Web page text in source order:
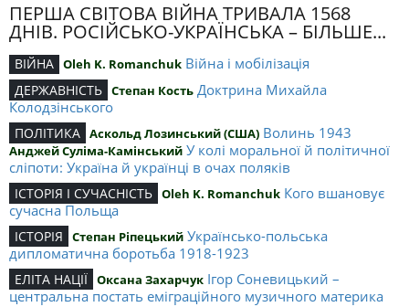
ПЕРША СВІТОВА ВІЙНА ТРИВАЛА 1568
ДНІВ. РОСІЙСЬКО-УКРАЇНСЬКА – БІЛЬШЕ...
ВІЙНА Oleh K. Romanchuk Війна і мобілізація
ДЕРЖАВНІСТЬ Степан Кость Доктрина Михайла
Колодзінського
ПОЛІТИКА Аскольд Лозинський (США) Волинь 1943
Анджей Суліма-Камінський У колі моральної й політичної
сліпоти: Україна й українці в очах поляків
ІСТОРІЯ І СУЧАСНІСТЬ Oleh K. Romanchuk Кого вшановує
сучасна Польща
ІСТОРІЯ Степан Ріпецький Українсько-польська
дипломатична боротьба 1918-1923
ЕЛІТА НАЦІЇ Оксана Захарчук Ігор Соневицький –
центральна постать еміграційного музичного материка